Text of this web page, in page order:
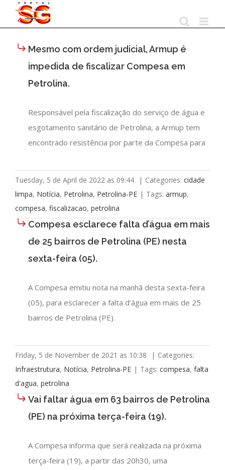
Mesmo com ordem judicial, Armup é
impedida de fiscalizar Compesa em
Petrolina.
Responsável pela fiscalização do serviço de água e
esgotamento sanitário de Petrolina, a Armup tem
encontrado resistência por parte da Compesa para
Tuesday, 5 de April de 2022 as 09:44 | Categories: cidade
limpa, Notícia, Petrolina, Petrolina-PE | Tags: armup,
compesa, fiscalizacao, petrolina
Compesa esclarece falta d’água em mais
de 25 bairros de Petrolina (PE) nesta
sexta-feira (05).
A Compesa emitiu nota na manhã desta sexta-feira
(05), para esclarecer a falta d’água em mais de 25
bairros de Petrolina (PE).
Friday, 5 de November de 2021 as 10:38 | Categories:
Infraestrutura, Notícia, Petrolina-PE | Tags: compesa, falta
d'agua, petrolina
Vai faltar água em 63 bairros de Petrolina
(PE) na próxima terça-feira (19).
A Compesa informa que será realizada na próxima
terça-feira (19), a partir das 20h30, uma